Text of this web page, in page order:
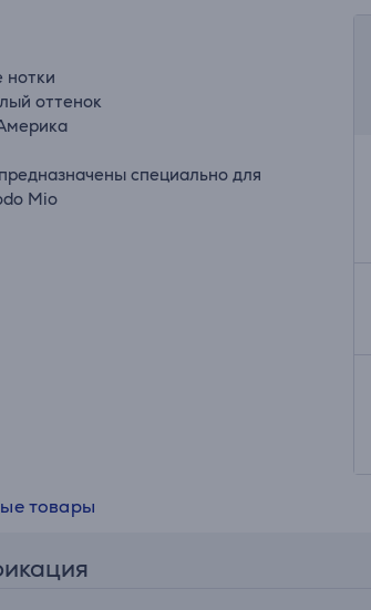
нотки
оттенок
специально для
Mio
товары